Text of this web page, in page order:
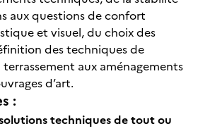
aux questions de confort
et visuel, du choix des
des techniques de
aux aménagements
d’art.
:
techniques de tout ou